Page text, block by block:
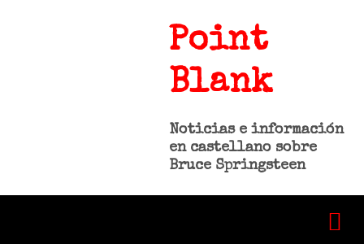
Point
Blank
Noticias e información
en castellano sobre
Bruce Springsteen